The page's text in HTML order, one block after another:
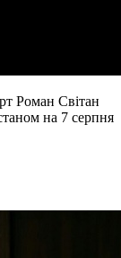
Роман Світан
на 7 серпня